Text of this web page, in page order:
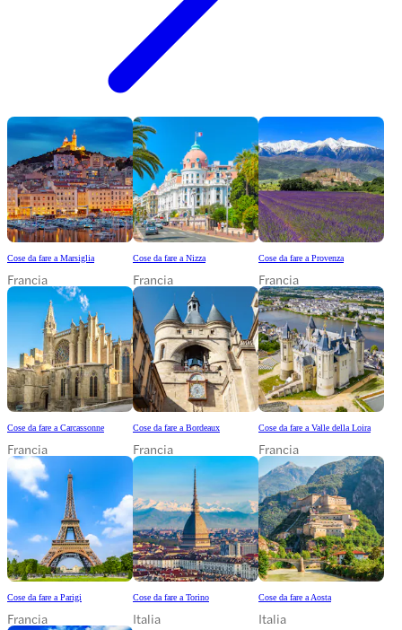
Cose da fare a Marsiglia
Francia
Cose da fare a Nizza
Francia
Cose da fare a Provenza
Francia
Cose da fare a Carcassonne
Francia
Cose da fare a Bordeaux
Francia
Cose da fare a Valle della Loira
Francia
Cose da fare a Parigi
Francia
Cose da fare a Torino
Italia
Cose da fare a Aosta
Italia